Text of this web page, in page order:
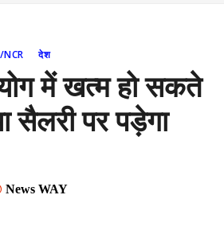
News
NCR देश
में खत्म हो सकते
सैलरी पर पड़ेगा
News WAY